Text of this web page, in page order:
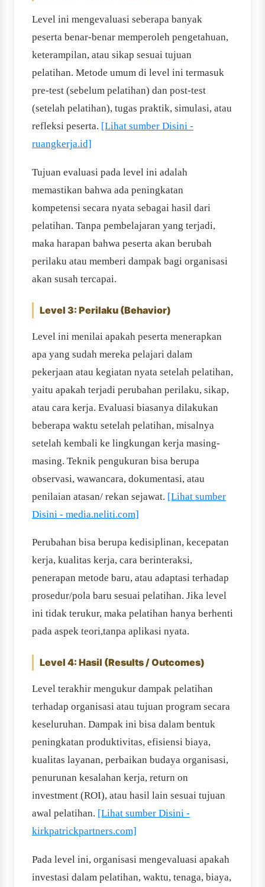
Level ini mengevaluasi seberapa banyak
peserta benar-benar memperoleh pengetahuan,
keterampilan, atau sikap sesuai tujuan
pelatihan. Metode umum di level ini termasuk
pre-test (sebelum pelatihan) dan post-test
(setelah pelatihan), tugas praktik, simulasi, atau
refleksi peserta. [Lihat sumber Disini -
ruangkerja.id]
Tujuan evaluasi pada level ini adalah
memastikan bahwa ada peningkatan
kompetensi secara nyata sebagai hasil dari
pelatihan. Tanpa pembelajaran yang terjadi,
maka harapan bahwa peserta akan berubah
perilaku atau memberi dampak bagi organisasi
akan susah tercapai.
Level 3: Perilaku (Behavior)
Level ini menilai apakah peserta menerapkan
apa yang sudah mereka pelajari dalam
pekerjaan atau kegiatan nyata setelah pelatihan,
yaitu apakah terjadi perubahan perilaku, sikap,
atau cara kerja. Evaluasi biasanya dilakukan
beberapa waktu setelah pelatihan, misalnya
setelah kembali ke lingkungan kerja masing-
masing. Teknik pengukuran bisa berupa
observasi, wawancara, dokumentasi, atau
penilaian atasan/ rekan sejawat. [Lihat sumber
Disini - media.neliti.com]
Perubahan bisa berupa kedisiplinan, kecepatan
kerja, kualitas kerja, cara berinteraksi,
penerapan metode baru, atau adaptasi terhadap
prosedur/pola baru sesuai pelatihan. Jika level
ini tidak terukur, maka pelatihan hanya berhenti
pada aspek teori,tanpa aplikasi nyata.
Level 4: Hasil (Results / Outcomes)
Level terakhir mengukur dampak pelatihan
terhadap organisasi atau tujuan program secara
keseluruhan. Dampak ini bisa dalam bentuk
peningkatan produktivitas, efisiensi biaya,
kualitas layanan, perbaikan budaya organisasi,
penurunan kesalahan kerja, return on
investment (ROI), atau hasil lain sesuai tujuan
awal pelatihan. [Lihat sumber Disini -
kirkpatrickpartners.com]
Pada level ini, organisasi mengevaluasi apakah
investasi dalam pelatihan, waktu, tenaga, biaya,